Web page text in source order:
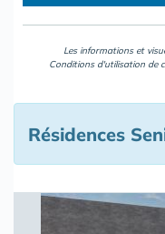
Les informations et
Conditions d'utilisation de
Résidences